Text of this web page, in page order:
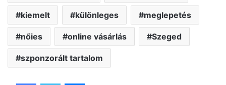
kiemelt különleges meglepetés
nőies online vásárlás Szeged
szponzorált tartalom